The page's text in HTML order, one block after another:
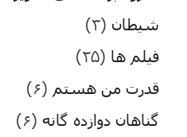
شیطان (۳)
فیلم ها (۲۵)
قدرت من هستم (۶)
گناهان دوازده گانه (۶)